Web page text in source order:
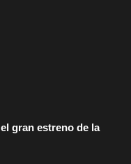
gran estreno de la